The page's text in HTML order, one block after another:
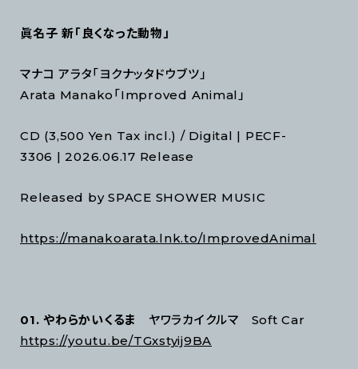
眞名子 新「良くなった動物」
マナコ アラタ「ヨクナッタドウブツ」
Arata Manako「Improved Animal」
CD (3,500 Yen Tax incl.) / Digital | PECF-
3306 | 2026.06.17 Release
Released by SPACE SHOWER MUSIC
https://manakoarata.lnk.to/ImprovedAnimal
01. やわらかいくるま
ヤワラカイクルマ Soft Car
https://youtu.be/TGxstyij9BA